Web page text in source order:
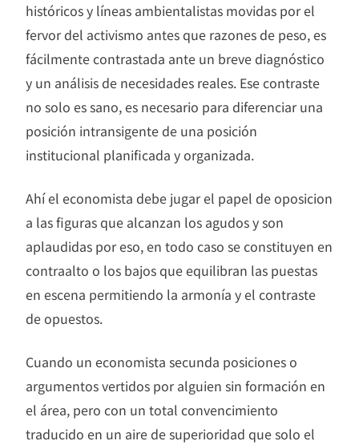
históricos y líneas ambientalistas movidas por el
fervor del activismo antes que razones de peso, es
fácilmente contrastada ante un breve diagnóstico
y un análisis de necesidades reales. Ese contraste
no solo es sano, es necesario para diferenciar una
posición intransigente de una posición
institucional planificada y organizada.
Ahí el economista debe jugar el papel de oposicion
a las figuras que alcanzan los agudos y son
aplaudidas por eso, en todo caso se constituyen en
contraalto o los bajos que equilibran las puestas
en escena permitiendo la armonía y el contraste
de opuestos.
Cuando un economista secunda posiciones o
argumentos vertidos por alguien sin formación en
el área, pero con un total convencimiento
traducido en un aire de superioridad que solo el